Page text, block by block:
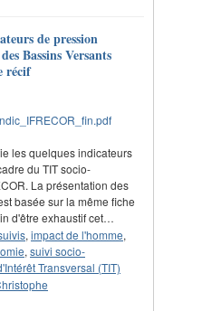
de pression
Bassins Versants
récif
les quelques indicateurs
du TIT socio-
La présentation des
basée sur la même fiche
d'être exhaustif cet…
, impact de l'homme,
, suivi socio-
Transversal (TIT)